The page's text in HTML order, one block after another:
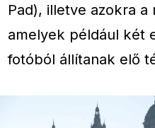
Pad), illetve azokra a
amelyek például két
fotóból állítanak elő